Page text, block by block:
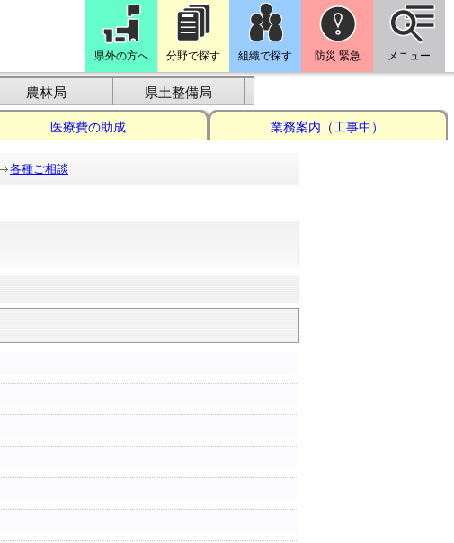
県外の方へ 分野で探す 組織で探す 防災 緊急 メニュー
農林局 県土整備局
医療費の助成 業務案内（工事中）
各種ご相談